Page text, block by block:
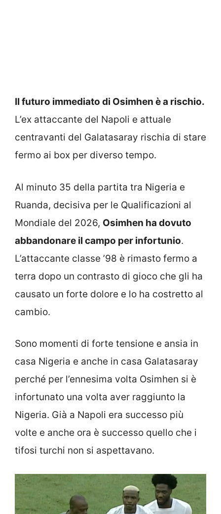
Il futuro immediato di Osimhen è a rischio.
L’ex attaccante del Napoli e attuale
centravanti del Galatasaray rischia di stare
fermo ai box per diverso tempo.
Al minuto 35 della partita tra Nigeria e
Ruanda, decisiva per le Qualificazioni al
Mondiale del 2026, Osimhen ha dovuto
abbandonare il campo per infortunio.
L’attaccante classe ’98 è rimasto fermo a
terra dopo un contrasto di gioco che gli ha
causato un forte dolore e lo ha costretto al
cambio.
Sono momenti di forte tensione e ansia in
casa Nigeria e anche in casa Galatasaray
perché per l’ennesima volta Osimhen si è
infortunato una volta aver raggiunto la
Nigeria. Già a Napoli era successo più
volte e anche ora è successo quello che i
tifosi turchi non si aspettavano.